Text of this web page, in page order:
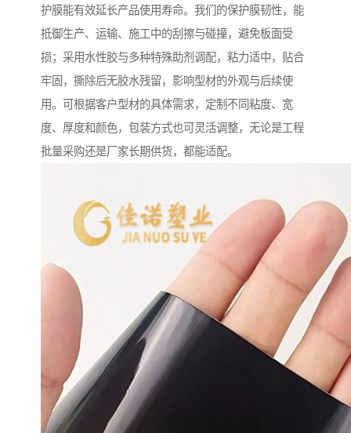
护膜能有效延长产品使用寿命。我们的保护膜韧性，能
抵御生产、运输、施工中的刮擦与碰撞，避免板面受
损；采用水性胶与多种特殊助剂调配，粘力适中，贴合
牢固，撕除后无胶水残留，影响型材的外观与后续使
用。可根据客户型材的具体需求，定制不同粘度、宽
度、厚度和颜色，包装方式也可灵活调整，无论是工程
批量采购还是厂家长期供货，都能适配。